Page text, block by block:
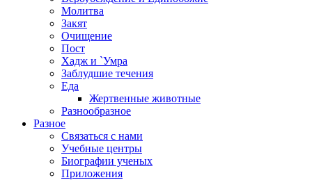
Молитва
Закят
Очищение
Пост
Хадж и `Умра
Заблудшие течения
Еда
Жертвенные животные
Разнообразное
Разное
Связаться с нами
Учебные центры
Биографии ученых
Приложения